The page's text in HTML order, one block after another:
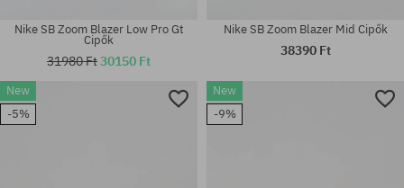
Elérhető méretek:
42; 42.5; 45; 45.5; 46; 47.5
Elérhető méretek:
45.5
Nike SB Zoom Blazer Low Pro Gt
Cipők
31980 Ft30150 Ft
Nike SB Zoom Blazer Mid Cipők
38390 Ft
New
-5%
New
-9%